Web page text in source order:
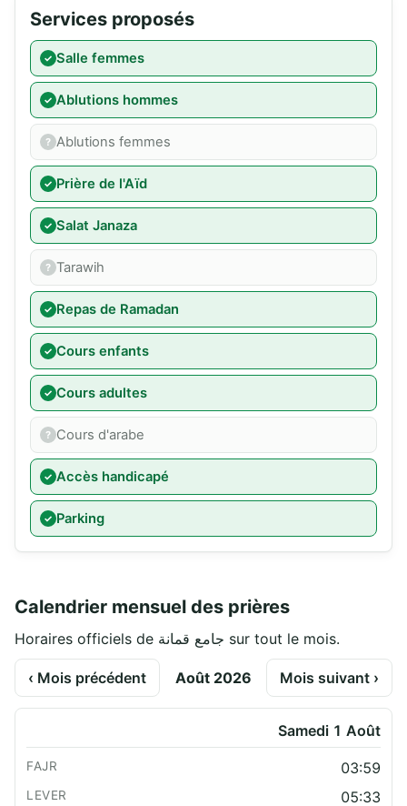
Services proposés
Salle femmes
Ablutions hommes
Ablutions femmes
Prière de l'Aïd
Salat Janaza
Tarawih
Repas de Ramadan
Cours enfants
Cours adultes
Cours d'arabe
Accès handicapé
Parking
Calendrier mensuel des prières
Horaires officiels de جامع قمانة sur tout le mois.
‹ Mois précédent Août 2026 Mois suivant ›
Samedi 1 Août
03:59
05:33